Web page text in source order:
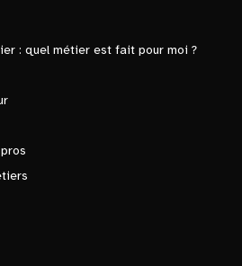
: quel métier est fait pour moi ?